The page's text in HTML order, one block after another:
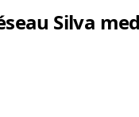
Silva